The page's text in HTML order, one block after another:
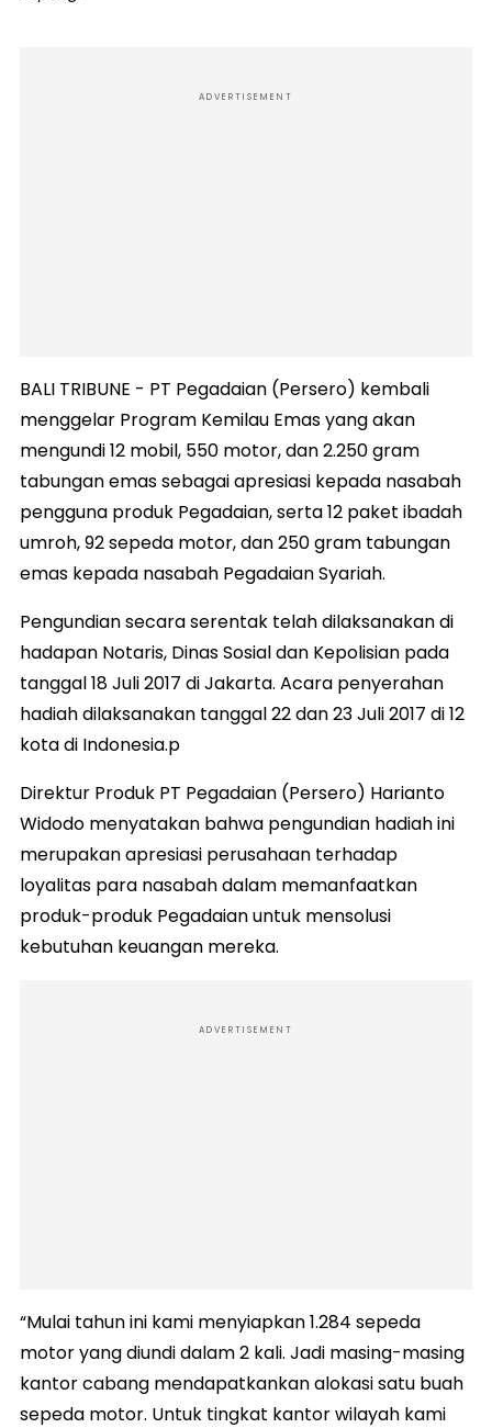
ADVERTISEMENT
BALI TRIBUNE - PT Pegadaian (Persero) kembali
menggelar Program Kemilau Emas yang akan
mengundi 12 mobil, 550 motor, dan 2.250 gram
tabungan emas sebagai apresiasi kepada nasabah
pengguna produk Pegadaian, serta 12 paket ibadah
umroh, 92 sepeda motor, dan 250 gram tabungan
emas kepada nasabah Pegadaian Syariah.
Pengundian secara serentak telah dilaksanakan di
hadapan Notaris, Dinas Sosial dan Kepolisian pada
tanggal 18 Juli 2017 di Jakarta. Acara penyerahan
hadiah dilaksanakan tanggal 22 dan 23 Juli 2017 di 12
kota di Indonesia.p
Direktur Produk PT Pegadaian (Persero) Harianto
Widodo menyatakan bahwa pengundian hadiah ini
merupakan apresiasi perusahaan terhadap
loyalitas para nasabah dalam memanfaatkan
produk-produk Pegadaian untuk mensolusi
kebutuhan keuangan mereka.
ADVERTISEMENT
“Mulai tahun ini kami menyiapkan 1.284 sepeda
motor yang diundi dalam 2 kali. Jadi masing-masing
kantor cabang mendapatkankan alokasi satu buah
sepeda motor. Untuk tingkat kantor wilayah kami